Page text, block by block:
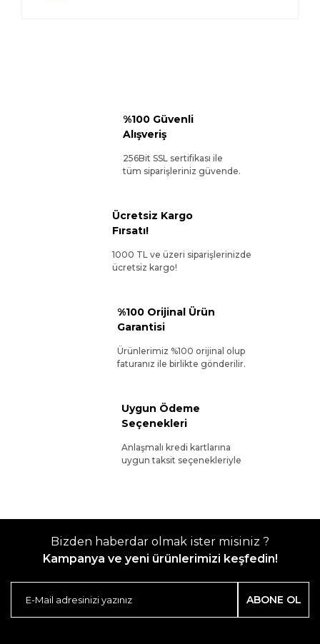
%100 Güvenli
Alışveriş
256Bit SSL sertifikası ile
tüm siparişleriniz güvende.
Ücretsiz Kargo
Fırsatı!
1000 TL ve üzeri siparişlerinizde
ücretsiz kargo!
%100 Orijinal Ürün
Garantisi
Ürünlerimiz %100 orijinal olup
faturanız ile birlikte gönderilir.
Uygun Ödeme
Seçenekleri
Anlaşmalı kredi kartlarına
uygun taksit seçenekleriyle
Bizden haberdar olmak ister misiniz ?
Kampanya ve yeni ürünlerimizi keşfedin!
ABONE OL